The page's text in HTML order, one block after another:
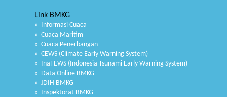
Link BMKG
» Informasi Cuaca
» Cuaca Maritim
» Cuaca Penerbangan
» CEWS (Climate Early Warning System)
» InaTEWS (Indonesia Tsunami Early Warning System)
» Data Online BMKG
» JDIH BMKG
» Inspektorat BMKG